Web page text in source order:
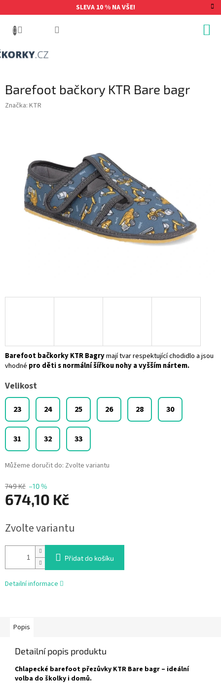
na
SLEVA 10 % NA VŠE!
Barefoot bačkory KTR Bare bagr
Značka: KTR
749 Kč –10 %
674,10 Kč
cena:
Zvolte variantu
Velikost
23 24 25 26 28 30
31 32 33
Můžeme doručit do: Zvolte variantu
Přidat do košíku
Barefoot bačkorky KTR Bagrymají tvar respektující chodidlo a jsou
vhodné pro děti s normální šířkou nohy a vyšším nártem.
Detailní informace
Popis
Detailní popis produktu
Chlapecké barefoot přezůvky KTR Bare bagr – ideální
volba do školky i domů.